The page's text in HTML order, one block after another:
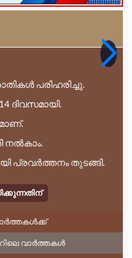
പരിഹരിച്ചു.
ദിവസമായി.
നൽകാം.
പ്രവർത്തനം തുടങ്ങി.
വാർത്തകൾ